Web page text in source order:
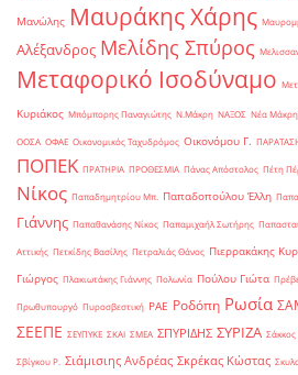
Μανώλης Μαυράκης Χάρης
Αλέξανδρος Μελίδης Σπύρος
Μεταφορικό Ισοδύναμο
Κυριάκος Μπόμπορης Παναγιώτης Ν.Μάκρη ΝΑΞΟΣ Νέα Μάκρη
ΟΟΣΑ ΟΦΑΕ Οικονομικός Ταχυδρόμος Οικονόμου Γ.
ΠΟΠΕΚ ΠΡΑΤΗΡΙΑ ΠΡΟΘΕΣΜΙΑ Πάνας Απόστολος Πέτη
Νίκος Παπαδημητρίου Μπ. Παπαδοπούλου Έλλη
Γιάννης Παπαθανάσης Νίκος Παπαμιχαήλ Σωτήρης
Αττικής Πετκίδης Βασίλης Πετραλιάς Θάνος Πιερρακάκης
Γιώργος Πλακιωτάκης Γιάννης Πολωνία Πούλου Γιώτα
Πρωθυπουργό Πυροσβεστική ΡΑΕ Ροδόπη Ρωσία
ΣΕΕΠΕ ΣΕΥΠΥΚΕ ΣΚΑΙ ΣΜΕΑ ΣΠΥΡΙΔΗΣ ΣΥΡΙΖΑ Σάκκος
Σβίγκου Ρ. Σιάμισιης Ανδρέας Σκρέκας Κώστας